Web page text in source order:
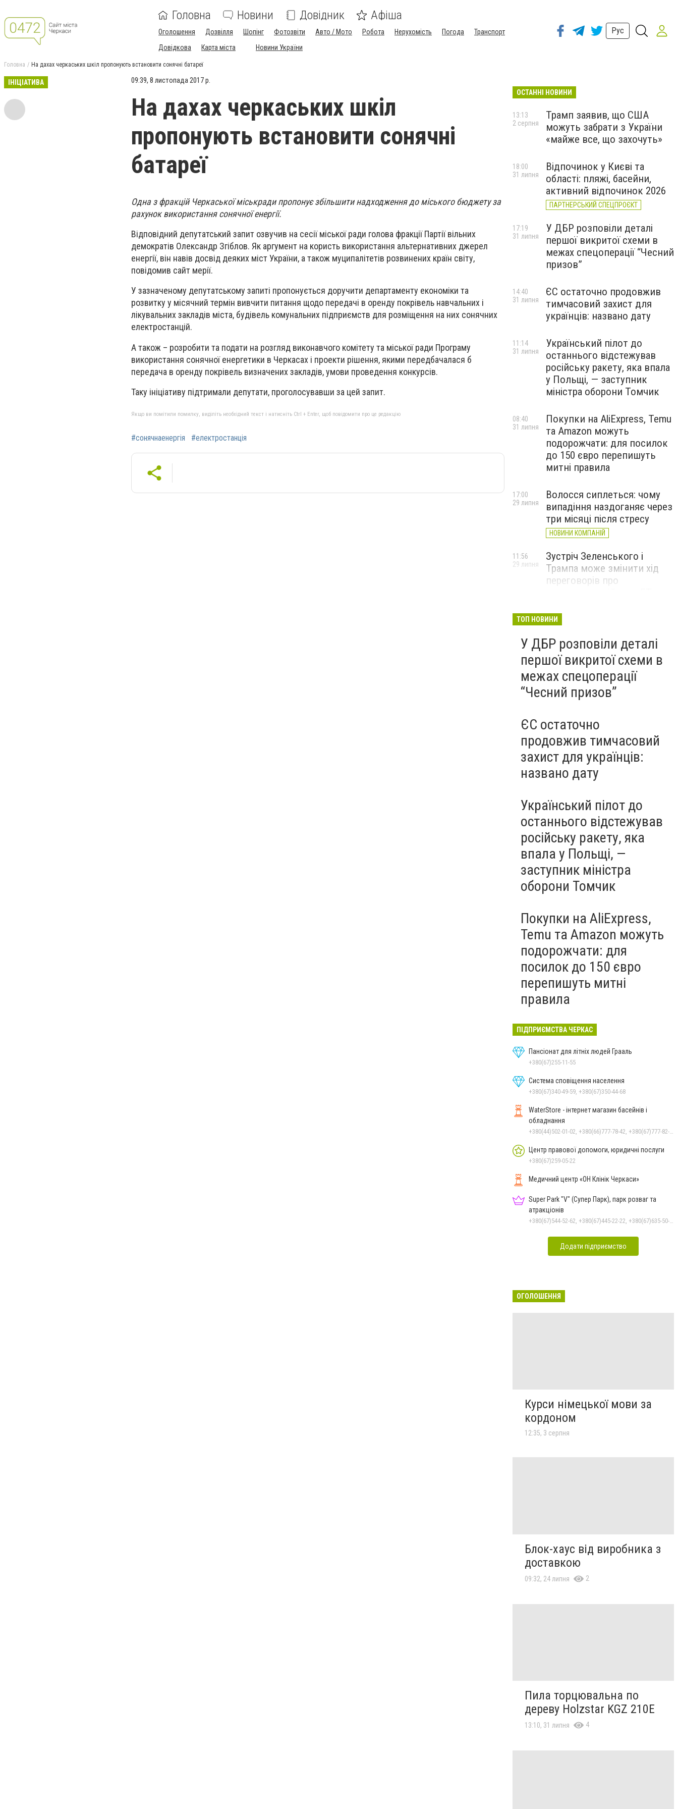
Головна Новини Довідник Афіша
Оголошення Дозвілля Шопінг Фотозвіти Авто / Мото Робота Нерухомість Погода
Транспорт
Довідкова
Карта міста Новини України
Рус
Головна На дахах черкаських шкіл пропонують встановити сонячні батареї
ІНІЦІАТИВА 09:39, 8 листопада 2017 р.
На дахах черкаських шкіл
пропонують встановити сонячні
батареї
Одна з фракцій Черкаської міськради пропонує збільшити надходження до міського бюджету за
рахунок використання сонячної енергії.
Відповідний депутатський запит озвучив на сесії міської ради голова фракції Партії вільних
демократів Олександр Згіблов. Як аргумент на користь використання альтернативних джерел
енергії, він навів досвід деяких міст України, а також муципалітетів розвинених країн світу,
повідомив сайт мерії.
У зазначеному депутатському запиті пропонується доручити департаменту економіки та
розвитку у місячний термін вивчити питання щодо передачі в оренду покрівель навчальних і
лікувальних закладів міста, будівель комунальних підприємств для розміщення на них сонячних
електростанцій.
А також – розробити та подати на розгляд виконавчого комітету та міської ради Програму
використання сонячної енергетики в Черкасах і проекти рішення, якими передбачалася б
передача в оренду покрівель визначених закладів, умови проведення конкурсів.
Таку ініціативу підтримали депутати, проголосувавши за цей запит.
Якщо ви помітили помилку, виділіть необхідний текст і натисніть Ctrl + Enter, щоб повідомити про це редакцію
#сонячнаенергія #електростанція
ОСТАННІ НОВИНИ
Трамп заявив, що США
можуть забрати з України
«майже все, що захочуть»
13:13
2 серпня
Відпочинок у Києві та
області: пляжі, басейни,
активний відпочинок 2026
ПАРТНЕРСЬКИЙ СПЕЦПРОЄКТ
18:00
31 липня
У ДБР розповіли деталі
першої викритої схеми в
межах спецоперації “Чесний
призов”
17:19
31 липня
ЄС остаточно продовжив
тимчасовий захист для
українців: названо дату
14:40
31 липня
Український пілот до
останнього відстежував
російську ракету, яка впала
у Польщі, — заступник
міністра оборони Томчик
11:14
31 липня
Покупки на AliExpress, Temu
та Amazon можуть
подорожчати: для посилок
до 150 євро перепишуть
митні правила
08:40
31 липня
Волосся сиплеться: чому
випадіння наздоганяє через
три місяці після стресу
НОВИНИ КОМПАНІЙ
17:00
29 липня
Зустріч Зеленського і
Трампа може змінити хід
переговорів про
11:56
29 липня
ТОП НОВИНИ
У ДБР розповіли деталі
першої викритої схеми в
межах спецоперації
“Чесний призов”
ЄС остаточно
продовжив тимчасовий
захист для українців:
названо дату
Український пілот до
останнього відстежував
російську ракету, яка
впала у Польщі, —
заступник міністра
оборони Томчик
Покупки на AliExpress,
Temu та Amazon можуть
подорожчати: для
посилок до 150 євро
перепишуть митні
правила
ПІДПРИЄМСТВА ЧЕРКАС
Пансіонат для літніх людей Грааль
+380(67)255-11-55
Система сповіщення населення
+380(67)340-49-59, +380(67)350-44-68
WaterStore - інтернет магазин басейнів і
обладнання
+380(44)502-01-02, +380(66)777-78-42, +380(67)777-82-19, +380(67)890-80-80, +380(73)890-80-80, +380(44)502-01-03
Центр правової допомоги, юридичні послуги
+380(67)259-05-22
Медичний центр «ОН Клінік Черкаси»
Super Park "V" (Супер Парк), парк розваг та
атракціонів
+380(67)544-52-62, +380(67)445-22-22, +380(67)635-50-50
Додати підприємство
ОГОЛОШЕННЯ
Курси німецької мови за
кордоном
12:35, 3 серпня
Блок-хаус від виробника з
доставкою
09:32, 24 липня 2
Пила торцювальна по
дереву Holzstar KGZ 210E
13:10, 31 липня 4